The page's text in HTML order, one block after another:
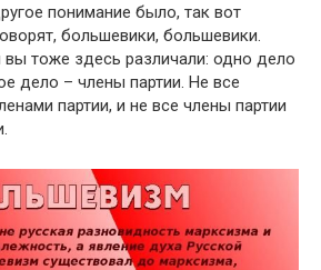
понимание было, так вот
большевики, большевики.
тоже здесь различали: одно дело
дело – члены партии. Не все
партии, и не все члены партии